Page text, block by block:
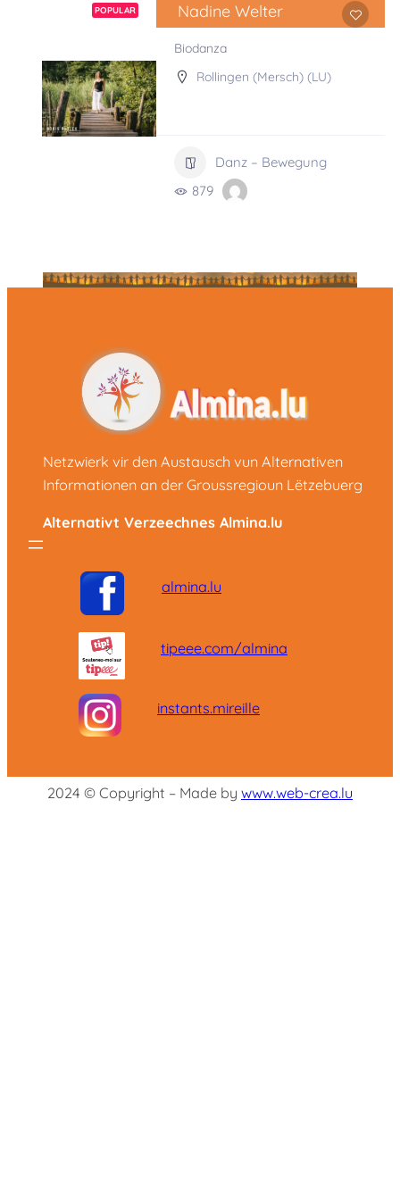
POPULAR Nadine Welter
Biodanza
Rollingen (Mersch) (LU)
Danz – Bewegung
879
Netzwierk vir den Austausch vun Alternativen
Informationen an der Groussregioun Lëtzebuerg
Alternativt Verzeechnes Almina.lu
almina.lu
tipeee.com/almina
instants.mireille
2024 © Copyright – Made by www.web-crea.lu